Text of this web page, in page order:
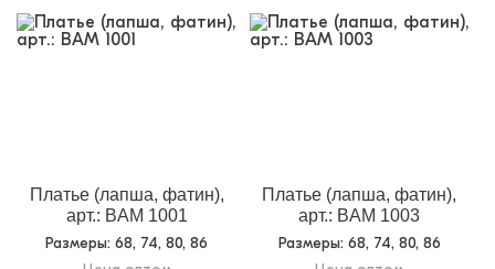
Платье (лапша, фатин),
арт.: BAM 1001
Размеры: 68, 74, 80, 86
Платье (лапша, фатин),
арт.: BAM 1003
Размеры: 68, 74, 80, 86